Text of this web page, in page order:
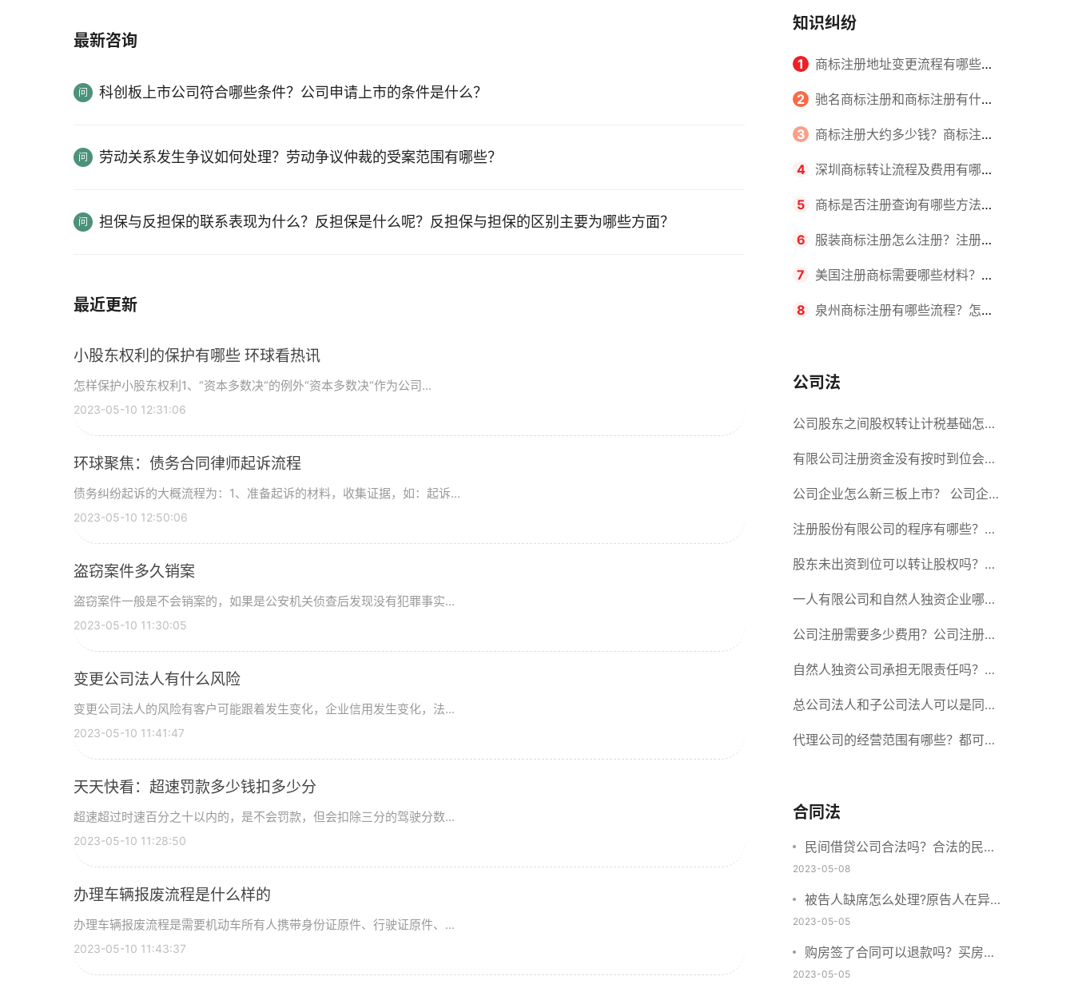
最新咨询
科创板上市公司符合哪些条件？公司申请上市的条件是什么？
劳动关系发生争议如何处理？劳动争议仲裁的受案范围有哪些？
担保与反担保的联系表现为什么？反担保是什么呢？反担保与担保的区别主要为哪些方面？
最近更新
小股东权利的保护有哪些 环球看热讯
怎样保护小股东权利1、“资本多数决“的例外“资本多数决“作为公司...
2023-05-10 12:31:06
环球聚焦：债务合同律师起诉流程
债务纠纷起诉的大概流程为：1、准备起诉的材料，收集证据，如：起诉...
2023-05-10 12:50:06
盗窃案件多久销案
盗窃案件一般是不会销案的，如果是公安机关侦查后发现没有犯罪事实...
2023-05-10 11:30:05
变更公司法人有什么风险
变更公司法人的风险有客户可能跟着发生变化，企业信用发生变化，法...
2023-05-10 11:41:47
天天快看：超速罚款多少钱扣多少分
超速超过时速百分之十以内的，是不会罚款，但会扣除三分的驾驶分数...
2023-05-10 11:28:50
办理车辆报废流程是什么样的
办理车辆报废流程是需要机动车所有人携带身份证原件、行驶证原件、...
2023-05-10 11:43:37
知识纠纷
1 商标注册地址变更流程有哪些？
怎么提交申请书件？
2 驰名商标注册和商标注册有什么
区别？
3 商标注册大约多少钱？商标注册
查询的方式有哪些？
4 深圳商标转让流程及费用有哪些
要求？商标转让所需时间是多久？
5 商标是否注册查询有哪些方法？
有哪些步骤？
6 服装商标注册怎么注册？注册商
标流程有哪些？
7 美国注册商标需要哪些材料？美
国商标办理流程有哪些？
8 泉州商标注册有哪些流程？怎么
公司法
公司股东之间股权转让计税基础怎么
确认？公司股东之间的股权转让要符
合什么要件？
有限公司注册资金没有按时到位会怎
么样？股份有限公司设立的注册条件
公司企业怎么新三板上市？ 公司企
业新三板上市的流程
注册股份有限公司的程序有哪些？注
册股份有限公司需要提交哪些材料？
股东未出资到位可以转让股权吗？股
东未出资到位能否分红？
一人有限公司和自然人独资企业哪个
好？一人公司设立条件有哪些？
公司注册需要多少费用？公司注册需
要准备什么材料？
自然人独资公司承担无限责任吗？有
限责任公司与有限责任公司的区别
总公司法人和子公司法人可以是同一
个人吗？总公司更名分公司需要更改
代理公司的经营范围有哪些？都可以
合同法
民间借贷公司合法吗？合法的民间
借贷需要符合哪些要求？
2023-05-08
被告人缺席怎么处理?原告人在异
地怎么起诉?
2023-05-05
购房签了合同可以退款吗？买房子
定金不退该找谁？
2023-05-05